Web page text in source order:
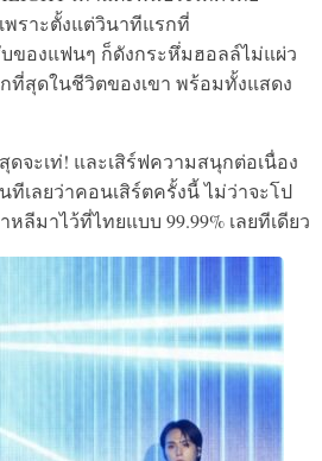
พราะตั้งแต่วินาทีแรกที่
ของแฟนๆ ก็ดังกระหึ่มฮอลล์ไม่แผ่ว
ที่สุดในชีวิตของเขา พร้อมทั้งแสดง
ดจะเท่! และเสิร์ฟความสนุกต่อเนื่อง
นทีเลยว่าคอนเสิร์ตครั้งนี้ ไม่ว่าจะโป
ลีมาไว้ที่ไทยแบบ 99.99% เลยทีเดียว